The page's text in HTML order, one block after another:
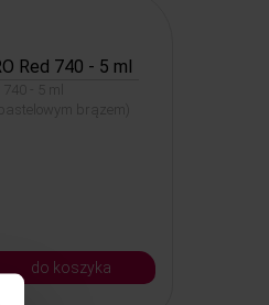
Red 740 - 5 ml
- 5 ml
brązem)
do koszyka